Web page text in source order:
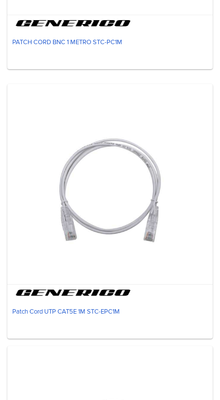
PATCH CORD BNC 1 METRO STC-PC1M
Patch Cord UTP CAT5E 1M STC-EPC1M